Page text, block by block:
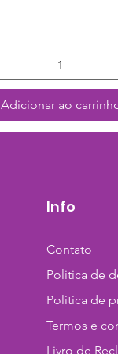
Adicionar ao
Info
Contato
Politica de
Politica de
Termos e
Livro de